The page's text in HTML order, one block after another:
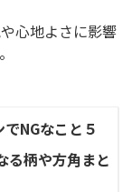
心地よさに影響
NGなこと５
る柄や方角まと